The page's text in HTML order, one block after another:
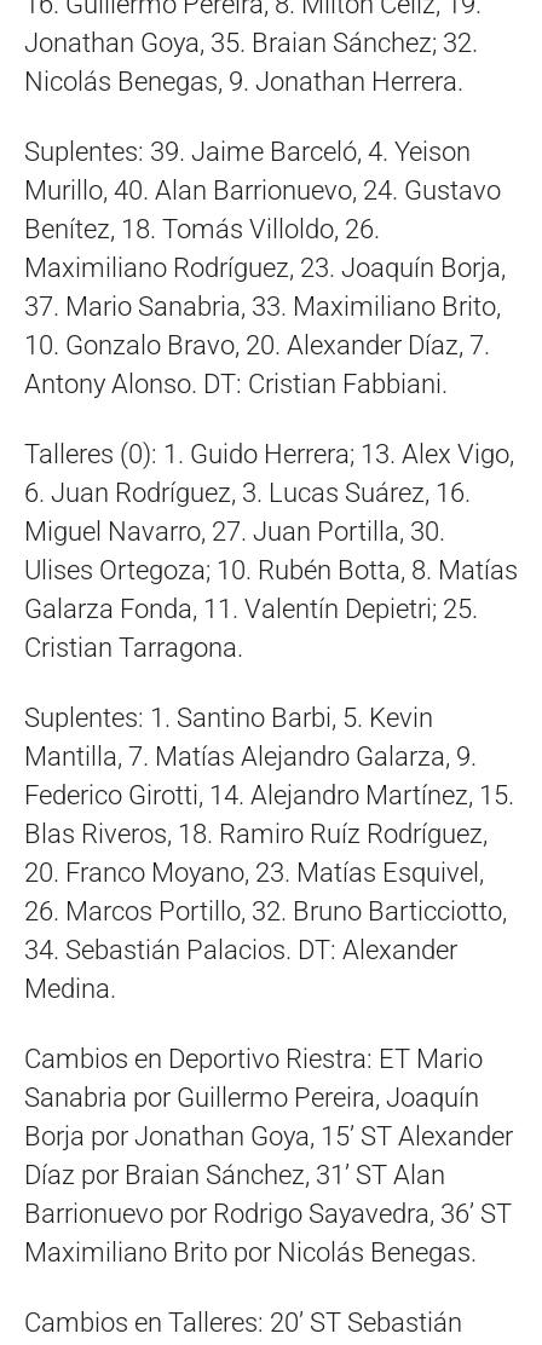
Jonathan Goya, 35. Braian Sánchez; 32.
Nicolás Benegas, 9. Jonathan Herrera.
Suplentes: 39. Jaime Barceló, 4. Yeison
Murillo, 40. Alan Barrionuevo, 24. Gustavo
Benítez, 18. Tomás Villoldo, 26.
Maximiliano Rodríguez, 23. Joaquín Borja,
37. Mario Sanabria, 33. Maximiliano Brito,
10. Gonzalo Bravo, 20. Alexander Díaz, 7.
Antony Alonso. DT: Cristian Fabbiani.
Talleres (0): 1. Guido Herrera; 13. Alex Vigo,
6. Juan Rodríguez, 3. Lucas Suárez, 16.
Miguel Navarro, 27. Juan Portilla, 30.
Ulises Ortegoza; 10. Rubén Botta, 8. Matías
Galarza Fonda, 11. Valentín Depietri; 25.
Cristian Tarragona.
Suplentes: 1. Santino Barbi, 5. Kevin
Mantilla, 7. Matías Alejandro Galarza, 9.
Federico Girotti, 14. Alejandro Martínez, 15.
Blas Riveros, 18. Ramiro Ruíz Rodríguez,
20. Franco Moyano, 23. Matías Esquivel,
26. Marcos Portillo, 32. Bruno Barticciotto,
34. Sebastián Palacios. DT: Alexander
Medina.
Cambios en Deportivo Riestra: ET Mario
Sanabria por Guillermo Pereira, Joaquín
Borja por Jonathan Goya, 15’ ST Alexander
Díaz por Braian Sánchez, 31’ ST Alan
Barrionuevo por Rodrigo Sayavedra, 36’ ST
Maximiliano Brito por Nicolás Benegas.
Cambios en Talleres: 20’ ST Sebastián